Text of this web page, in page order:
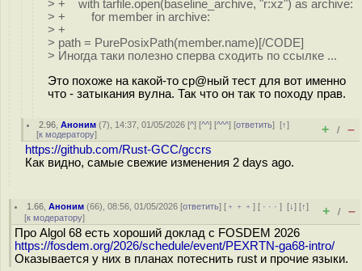
> + with tarfile.open(baseline_archive, "r:xz") as archive:
> + for member in archive:
> +
> path = PurePosixPath(member.name)[/CODE]
> Иногда таки полезно сперва сходить по ссылке ...
Это похоже на какой-то ср@ный тест для вот именно
что - затыкания вулна. Так что он так то походу прав.
2.96 ,Аноним (7), 14:37, 01/05/2026 [^] [^^] [^^^] [ответить][↑]
[к модератору] + / –
https://github.com/Rust-GCC/gccrs
Как видно, самые свежие изменения 2 days ago.
1.66 ,Аноним (66), 08:56, 01/05/2026 [ответить] [ ﹢﹢﹢] [ · · ·][↓] [↑]
[к модератору] + / –
Про Algol 68 есть хороший доклад с FOSDEM 2026
https://fosdem.org/2026/schedule/event/PEXRTN-ga68-intro/
Оказывается у них в планах потеснить rust и прочие языки.